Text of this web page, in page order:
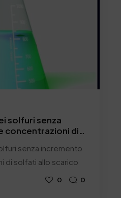
solfuri senza
concentrazioni di
senza incremento
di solfati allo scarico
0 0